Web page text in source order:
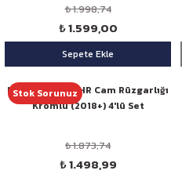
₺ 1.998,74
₺ 1.599,00
Sepete Ekle
Stok Sorunuz
Niken Toyota CHR Cam Rüzgarlığı
Kromlu (2018+) 4'lü Set
₺ 1.873,74
₺ 1.498,99